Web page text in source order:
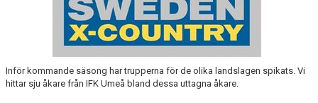
Inför kommande säsong har trupperna för de olika landslagen spikats. Vi
hittar sju åkare från IFK Umeå bland dessa uttagna åkare.